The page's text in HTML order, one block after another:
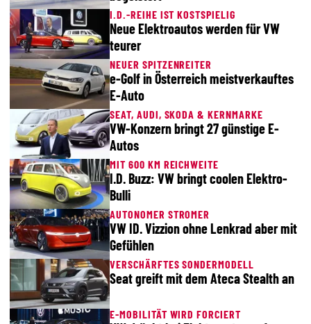
I.D.-REIHE IST KOSTSPIELIG
Neue Elektroautos werden für VW
teurer
NEUER SPITZENREITER
e-Golf in Österreich meistverkauftes
E-Auto
SEAT, AUDI, SKODA & KERNMARKE
VW-Konzern bringt 27 günstige E-
Autos
MIT 600 KM REICHWEITE
I.D. Buzz: VW bringt coolen Elektro-
Bulli
AUTONOMER STROMER
VW ID. Vizzion ohne Lenkrad aber mit
Gefühlen
VERSCHÄRFTES SONDERMODELL
Seat greift mit dem Ateca Stealth an
E-MOBILITÄT WIRD FORCIERT